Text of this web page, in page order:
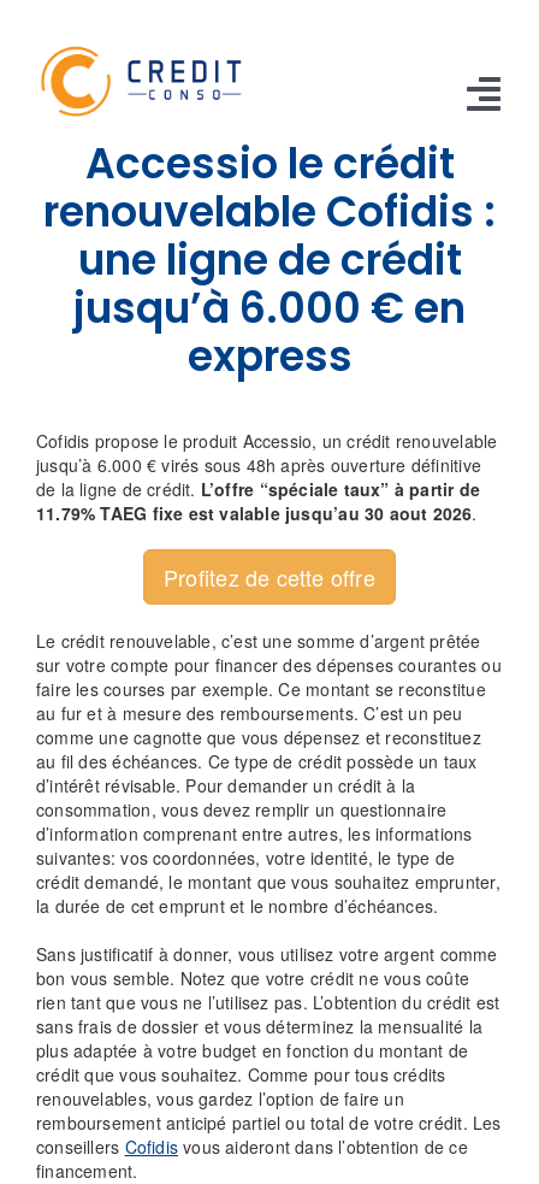
content
CONSO
TRAVAUX
VOITURE
RENOUVELABLE
RACHAT CREDIT
Accessio le crédit
renouvelable Cofidis :
une ligne de crédit
jusqu’à 6.000 € en
express
Cofidis propose le produit Accessio, un crédit renouvelable
jusqu’à 6.000 € virés sous 48h après ouverture définitive
de la ligne de crédit. L’offre “spéciale taux” à partir de
11.79% TAEG fixe est valable jusqu’au 30 aout 2026.
Profitez de cette offre
Le crédit renouvelable, c’est une somme d’argent prêtée
sur votre compte pour financer des dépenses courantes ou
faire les courses par exemple. Ce montant se reconstitue
au fur et à mesure des remboursements. C’est un peu
comme une cagnotte que vous dépensez et reconstituez
au fil des échéances. Ce type de crédit possède un taux
d’intérêt révisable. Pour demander un crédit à la
consommation, vous devez remplir un questionnaire
d’information comprenant entre autres, les informations
suivantes: vos coordonnées, votre identité, le type de
crédit demandé, le montant que vous souhaitez emprunter,
la durée de cet emprunt et le nombre d’échéances.
Sans justificatif à donner, vous utilisez votre argent comme
bon vous semble. Notez que votre crédit ne vous coûte
rien tant que vous ne l’utilisez pas. L’obtention du crédit est
sans frais de dossier et vous déterminez la mensualité la
plus adaptée à votre budget en fonction du montant de
crédit que vous souhaitez. Comme pour tous crédits
renouvelables, vous gardez l’option de faire un
remboursement anticipé partiel ou total de votre crédit. Les
conseillers Cofidis vous aideront dans l’obtention de ce
financement.